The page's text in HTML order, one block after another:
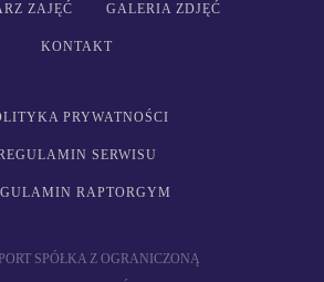
ZAJĘĆ GALERIA ZDJĘĆ
KONTAKT
PRYWATNOŚCI
SERWISU
RAPTORGYM
SPÓŁKA Z OGRANICZONĄ